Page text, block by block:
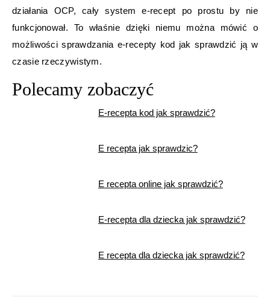
działania OCP, cały system e-recept po prostu by nie
funkcjonował. To właśnie dzięki niemu można mówić o
możliwości sprawdzania e-recepty kod jak sprawdzić ją w
czasie rzeczywistym.
Polecamy zobaczyć
E-recepta kod jak sprawdzić?
E recepta jak sprawdzic?
E recepta online jak sprawdzić?
E-recepta dla dziecka jak sprawdzić?
E recepta dla dziecka jak sprawdzić?